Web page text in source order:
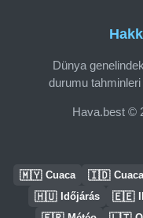
Dünya
durumu
Hava.best ©
🇲🇾 Cuaca 🇮🇩 Cuaca
🇭🇺 Időjárás 🇪🇪